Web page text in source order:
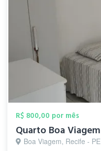
R$ 800,00 por mês
Boa Viagem, Recife - PE